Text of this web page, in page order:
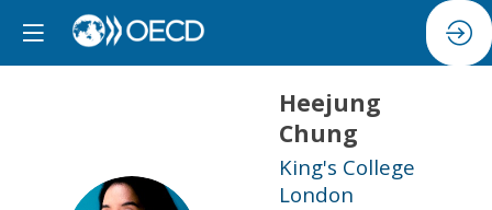
Heejung
Chung
King's College
London